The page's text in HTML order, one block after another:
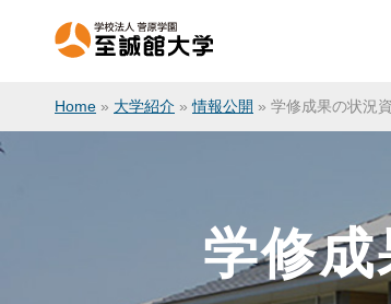
Home » 大学紹介 »情報公開 » 学修成果の状況
学修